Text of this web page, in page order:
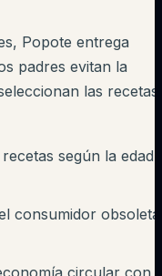
Popote entrega
padres evitan la
las recetas
según la edad
consumidor
circular con